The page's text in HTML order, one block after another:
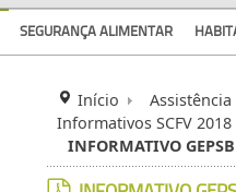
SEGURANÇA ALIMENTAR
Início Assistência
Informativos SCFV 2018
INFORMATIVO